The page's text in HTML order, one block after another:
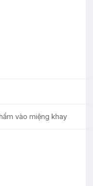
vào miệng khay